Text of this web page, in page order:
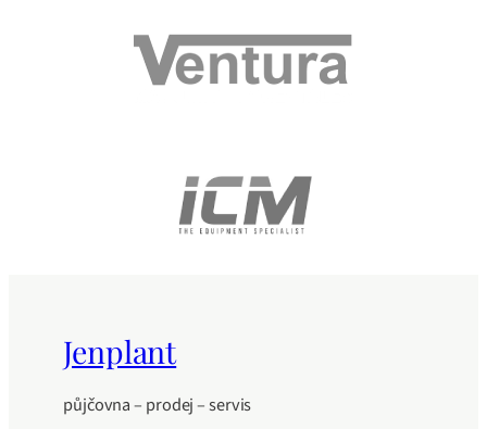
Jenplant
půjčovna – prodej – servis